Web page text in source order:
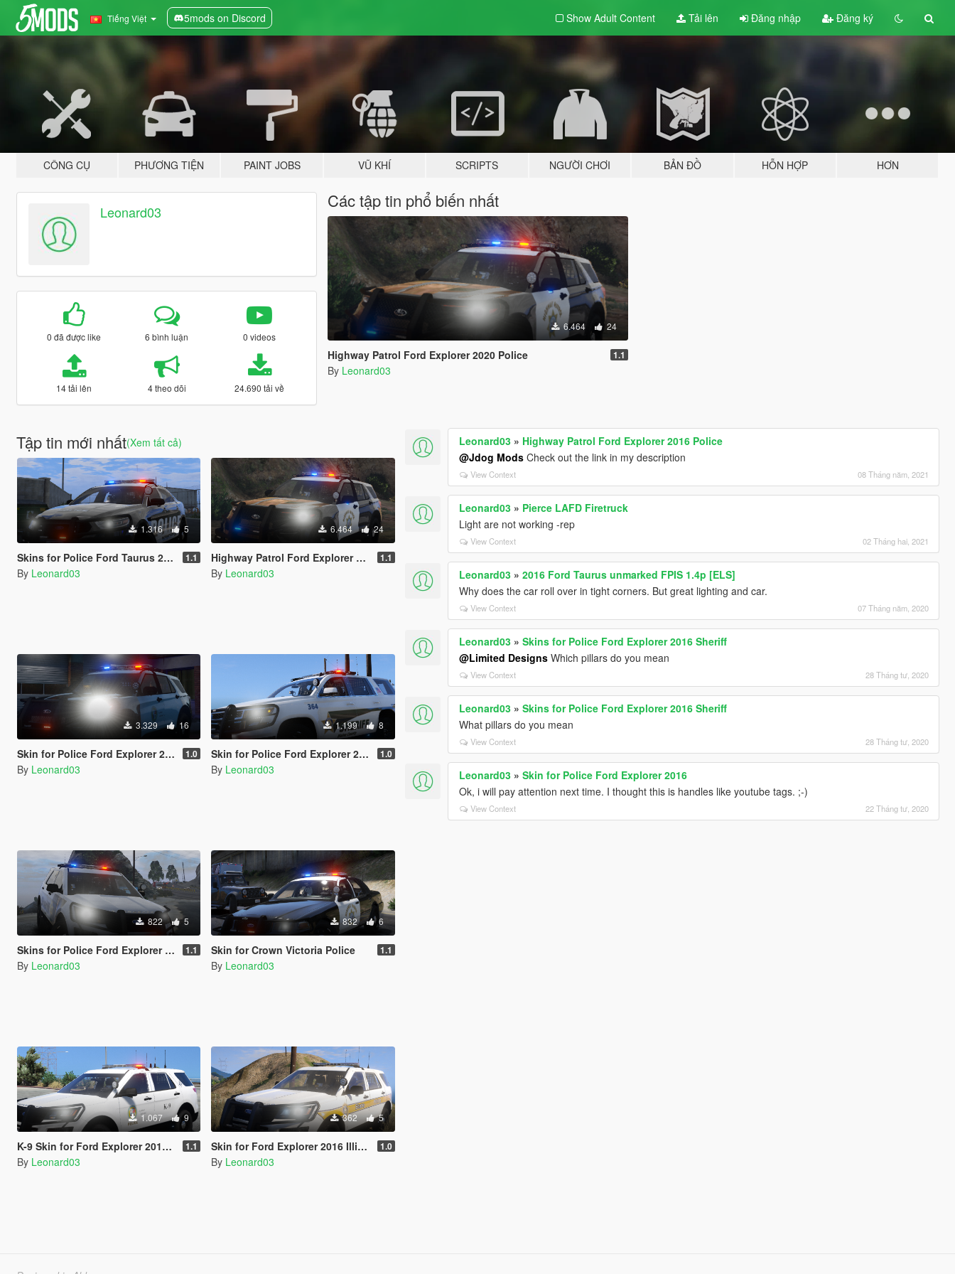
Tiếng Việt 5mods on Discord Show Adult Content Tải lên Đăng nhập Đăng ký
CÔNG CỤ PHƯƠNG TIỆN PAINT JOBS VŨ KHÍ SCRIPTS NGƯỜI CHƠI BẢN ĐỒ HỖN HỢP HƠN
Leonard03
0 đã được like 6 bình luận 0 videos
14 tải lên 4 theo dõi 24.690 tải về
Các tập tin phổ biến nhất
6.464 24
Highway Patrol Ford Explorer 2020 Police 1.1
By Leonard03
Tập tin mới nhất(Xem tất cả)
1.316 5
Skins for Police Ford Taurus 2016 Interceptor 1.1
By Leonard03
6.464 24
Highway Patrol Ford Explorer 2020 Police 1.1
By Leonard03
3.329 16
Skin for Police Ford Explorer 2020 1.0
By Leonard03
1.199 8
Skin for Police Ford Explorer 2016 Shriff and Chevy Tahoe 1.0
By Leonard03
822 5
Skins for Police Ford Explorer 2016 Sheriff 1.1
By Leonard03
832 6
Skin for Crown Victoria Police 1.1
By Leonard03
1.067 9
K-9 Skin for Ford Explorer 2016 Police 1.1
By Leonard03
362 5
Skin for Ford Explorer 2016 Illinois State 1.0
By Leonard03
Leonard03 » Highway Patrol Ford Explorer 2016 Police
@Jdog Mods Check out the link in my description
View Context 08 Tháng năm, 2021
Leonard03 » Pierce LAFD Firetruck
Light are not working -rep
View Context 02 Tháng hai, 2021
Leonard03 »2016 Ford Taurus unmarked FPIS 1.4p [ELS]
Why does the car roll over in tight corners. But great lighting and car.
View Context 07 Tháng năm, 2020
Leonard03 »Skins for Police Ford Explorer 2016 Sheriff
@Limited Designs Which pillars do you mean
View Context 28 Tháng tư, 2020
Leonard03 »Skins for Police Ford Explorer 2016 Sheriff
What pillars do you mean
View Context 28 Tháng tư, 2020
Leonard03 »Skin for Police Ford Explorer 2016
Ok, i will pay attention next time. I thought this is handles like youtube tags. ;-)
View Context 22 Tháng tư, 2020